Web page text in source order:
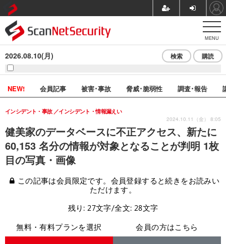
MENU
2026.08.10(月) 検索 購読
NEW! 会員記事 被害･事故 脅威･脆弱性 調査･報告
健美家のデータベースに不正アクセス、新たに
60,153 名分の情報が対象となることが判明 1枚
目の写真・画像
インシデント・事故 インシデント・情報漏えい
2024.10.11（金） 8:05
この記事は会員限定です。会員登録すると続きをお読みい
ただけます。
残り: 27文字/全文: 28文字
無料・有料プランを選択
会員の方はこちら